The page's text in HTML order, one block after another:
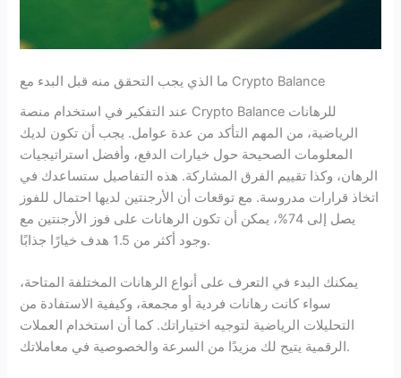
ما الذي يجب التحقق منه قبل البدء مع Crypto Balance
عند التفكير في استخدام منصة Crypto Balance للرهانات
الرياضية، من المهم التأكد من عدة عوامل. يجب أن تكون لديك
المعلومات الصحيحة حول خيارات الدفع، وأفضل استراتيجيات
الرهان، وكذا تقييم الفرق المشاركة. هذه التفاصيل ستساعدك في
اتخاذ قرارات مدروسة. مع توقعات أن الأرجنتين لديها احتمال للفوز
يصل إلى 74%، يمكن أن تكون الرهانات على فوز الأرجنتين مع
وجود أكثر من 1.5 هدف خيارًا جذابًا.
يمكنك البدء في التعرف على أنواع الرهانات المختلفة المتاحة،
سواء كانت رهانات فردية أو مجمعة، وكيفية الاستفادة من
التحليلات الرياضية لتوجيه اختياراتك. كما أن استخدام العملات
الرقمية يتيح لك مزيدًا من السرعة والخصوصية في معاملاتك.